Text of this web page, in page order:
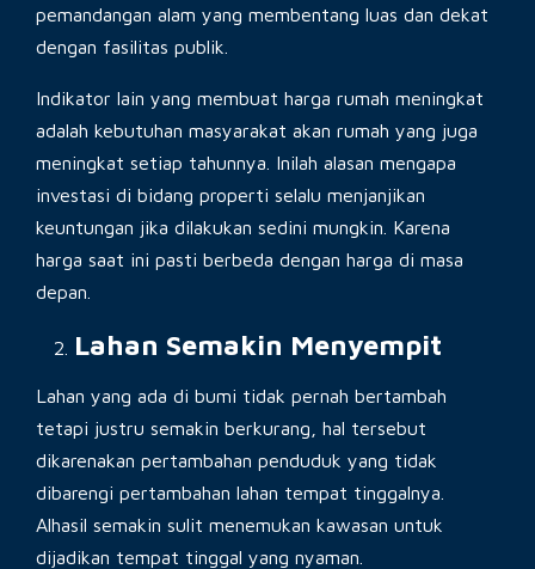
pemandangan alam yang membentang luas dan dekat
dengan fasilitas publik.
Indikator lain yang membuat harga rumah meningkat
adalah kebutuhan masyarakat akan rumah yang juga
meningkat setiap tahunnya. Inilah alasan mengapa
investasi di bidang properti selalu menjanjikan
keuntungan jika dilakukan sedini mungkin. Karena
harga saat ini pasti berbeda dengan harga di masa
depan.
Lahan Semakin Menyempit
Lahan yang ada di bumi tidak pernah bertambah
tetapi justru semakin berkurang, hal tersebut
dikarenakan pertambahan penduduk yang tidak
dibarengi pertambahan lahan tempat tinggalnya.
Alhasil semakin sulit menemukan kawasan untuk
dijadikan tempat tinggal yang nyaman.